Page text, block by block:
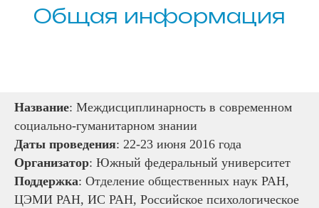
Общая информация
Название: Междисциплинарность в современном
социально-гуманитарном знании
Даты проведения: 22-23 июня 2016 года
Организатор: Южный федеральный университет
Поддержка: Отделение общественных наук РАН,
ЦЭМИ РАН, ИС РАН, Российское психологическое